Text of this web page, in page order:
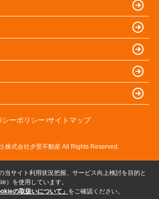
シーポリシー サイトマップ
株式会社夕景不動産 All Rights Reserved.
当サイト利用状況把握、サービス向上検討を目的と
）を使用しています。
の取扱いについて」 をご確認ください。